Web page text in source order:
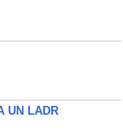
UN LADR